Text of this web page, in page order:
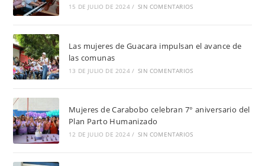
15 DE JULIO DE 2024 / SIN COMENTARIOS
Las mujeres de Guacara impulsan el avance de
las comunas
13 DE JULIO DE 2024 / SIN COMENTARIOS
Mujeres de Carabobo celebran 7° aniversario del
Plan Parto Humanizado
12 DE JULIO DE 2024 / SIN COMENTARIOS